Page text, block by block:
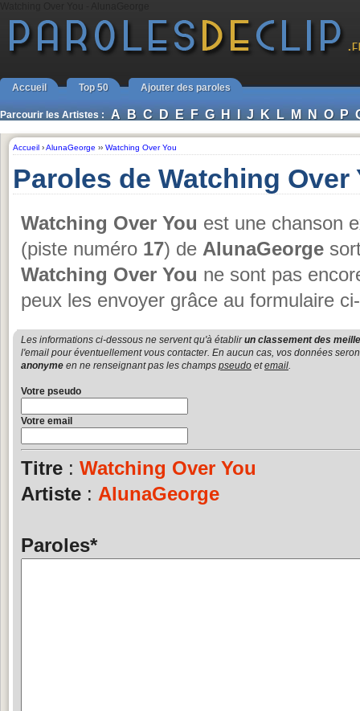
Accueil Top 50 Ajouter des paroles
Parcourir les Artistes : A B C D E F G H I J K L M N O P
Accueil ›AlunaGeorge ›› Watching Over You
Paroles de Watching
Watching Over You est une chanson
(piste numéro 17) de AlunaGeorge
Watching Over You ne sont pas
peux les envoyer grâce au formulaire
Les informations ci-dessous ne servent qu'à établirun classement des
l'email pour éventuellement vous contacter. En aucun cas, vos données
anonyme en ne renseignant pas les champs pseudo etemail.
Votre pseudo
Votre email
Titre : Watching Over You
Artiste : AlunaGeorge
Paroles*